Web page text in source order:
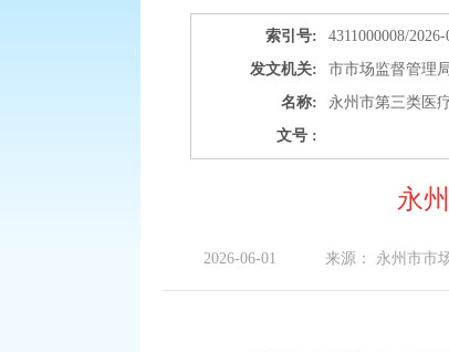
索引号: 4311000008/2026-
发文机关:
市市场监督管理
名称:
永州市第三类医
文号 :
永
2026-06-01 来源： 永州市市